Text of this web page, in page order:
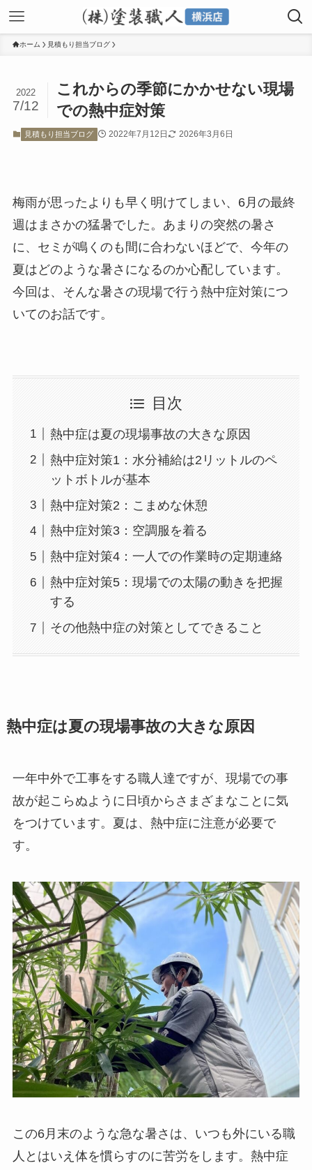
ホーム 見積もり担当ブログ
これからの季節にかかせない現場
での熱中症対策
2022
7/12
見積もり担当ブログ 2022年7月12日 2026年3月6日
梅雨が思ったよりも早く明けてしまい、6月の最終
週はまさかの猛暑でした。あまりの突然の暑さ
に、セミが鳴くのも間に合わないほどで、今年の
夏はどのような暑さになるのか心配しています。
今回は、そんな暑さの現場で行う熱中症対策につ
いてのお話です。
目次
熱中症は夏の現場事故の大きな原因
熱中症対策1：水分補給は2リットルのペ
ットボトルが基本
熱中症対策2：こまめな休憩
熱中症対策3：空調服を着る
熱中症対策4：一人での作業時の定期連絡
熱中症対策5：現場での太陽の動きを把握
する
その他熱中症の対策としてできること
熱中症は夏の現場事故の大きな原因
一年中外で工事をする職人達ですが、現場での事
故が起こらぬように日頃からさまざまなことに気
をつけています。夏は、熱中症に注意が必要で
す。
この6月末のような急な暑さは、いつも外にいる職
人とはいえ体を慣らすのに苦労をします。熱中症